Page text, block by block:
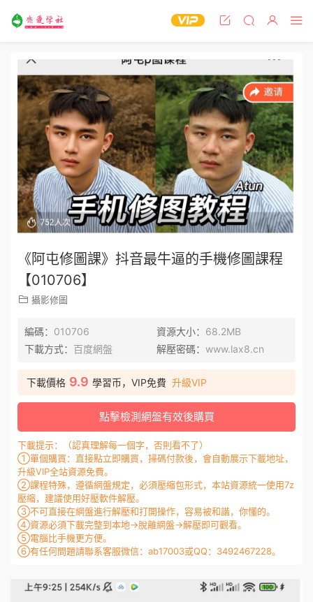
《阿屯修圖課》抖音最牛逼的手機修圖課程
【010706】
攝影修圖
編碼： 010706 資源大小： 68.2MB
下載方式： 百度網盤 解壓密碼： www.lax8.cn
下載價格 9.9 學習币，VIP免費 升級VIP
點擊檢測網盤有效後購買
下載提示：（認真理解每一個字，否則看不了）
①單個購買：直接點立即購買，掃碼付款後，會自動展示下載地址，
升級VIP全站資源免費。
②課程特殊，遵循網盤規定，必須壓縮包形式，本站資源統一使用7z
壓縮，建議使用好壓軟件解壓。
③不可直接在網盤進行解壓和打開操作，容易被和諧，你懂的。
④資源必須下載完整到本地→脫離網盤→解壓即可觀看。
⑤電腦比手機更方便。
⑥有任何問題請聯系客服微信：ab17003或QQ：3492467228。